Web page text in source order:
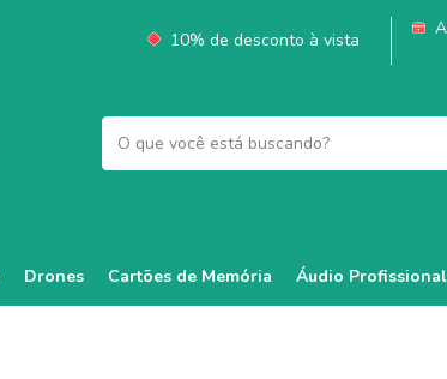
10% de desconto à vista
Drones Cartões de Memória Áudio Profissional